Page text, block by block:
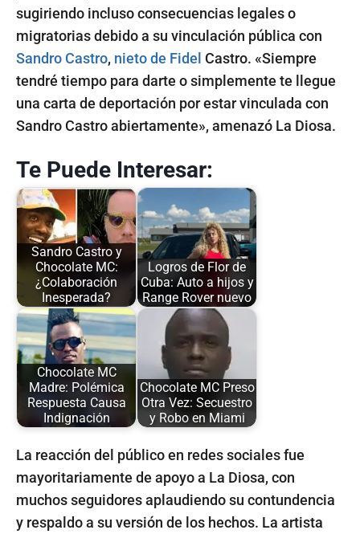
sugiriendo incluso consecuencias legales o
migratorias debido a su vinculación pública con
Sandro Castro, nieto de Fidel Castro. «Siempre
tendré tiempo para darte o simplemente te llegue
una carta de deportación por estar vinculada con
Sandro Castro abiertamente», amenazó La Diosa.
Te Puede Interesar:
Sandro Castro y
Chocolate MC:
¿Colaboración
Inesperada?
Logros de Flor de
Cuba: Auto a hijos y
Range Rover nuevo
Chocolate MC
Madre: Polémica
Respuesta Causa
Indignación
Chocolate MC Preso
Otra Vez: Secuestro
y Robo en Miami
La reacción del público en redes sociales fue
mayoritariamente de apoyo a La Diosa, con
muchos seguidores aplaudiendo su contundencia
y respaldo a su versión de los hechos. La artista